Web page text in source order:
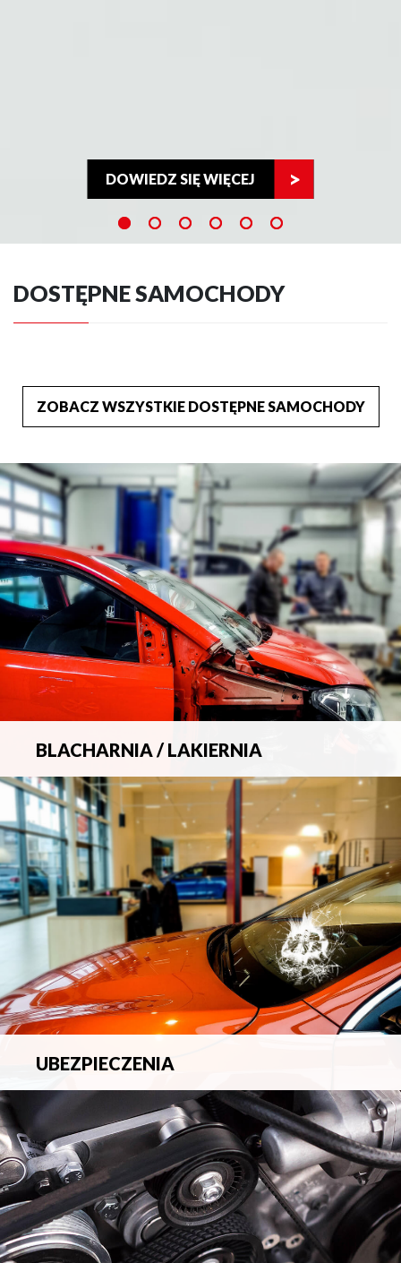
DOWIEDZ SIĘ WIĘCEJ
DOSTĘPNE SAMOCHODY
ZOBACZ WSZYSTKIE DOSTĘPNE SAMOCHODY
BLACHARNIA / LAKIERNIA
Kompleksowa obsługa wszelkich napraw
blacharsko-lakierniczych.
UBEZPIECZENIA
Pełna ochrona ubezpieczeniowa w zakresie wszelkich